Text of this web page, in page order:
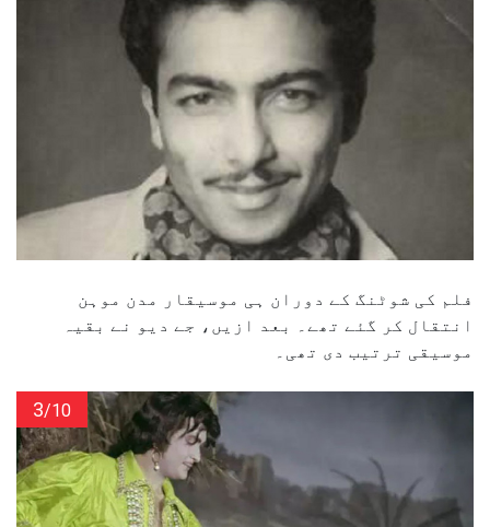
فلم کی شوٹنگ کے دوران ہی موسیقار مدن موہن
انتقال کر گئے تھے۔ بعد ازیں، جے دیو نے بقیہ
موسیقی ترتیب دی تھی۔
3/10